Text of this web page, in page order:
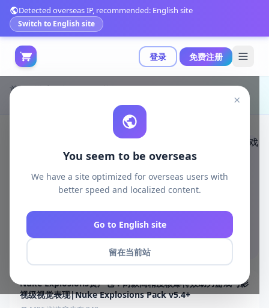
登录 免费注册
Detected overseas IP, recommended: English site
Switch to English site
×
You seem to be overseas
We have a site optimized for overseas users with
better speed and localized content.
Go to English site
留在当前站
首页 游戏开发 unreal资源
Unreal Engine Visual FX
Nuke Explosions资产包：两款高精度核爆特效助力游戏与影
视级视觉表现|Nuke Explosions Pack v5.4+